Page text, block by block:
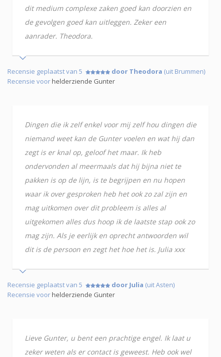
dit medium complexe zaken goed kan doorzien en
de gevolgen goed kan uitleggen. Zeker een
aanrader. Theodora.
Recensie geplaatst van 5 door Theodora (uit Brummen)
Recensie voorhelderziende Gunter
Dingen die ik zelf enkel voor mij zelf hou dingen die
niemand weet kan de Gunter voelen en wat hij dan
zegt is er knal op, geloof het maar. Ik heb
ondervonden al meermaals dat hij bijna niet te
pakken is op de lijn, is te begrijpen en nu hopen
waar ik over gesproken heb het ook zo zal zijn en
mag uitkomen over dit probleem is alles al
uitgekomen alles dus hoop ik de laatste stap ook zo
mag zijn. Als je eerlijk en oprecht antwoorden wil
dit is de persoon en zegt het hoe het is. Julia xxx
Recensie geplaatst van 5 door Julia (uit Asten)
Recensie voorhelderziende Gunter
Lieve Gunter, u bent een prachtige engel. Ik laat u
zeker weten als er contact is geweest. Heb ook wel